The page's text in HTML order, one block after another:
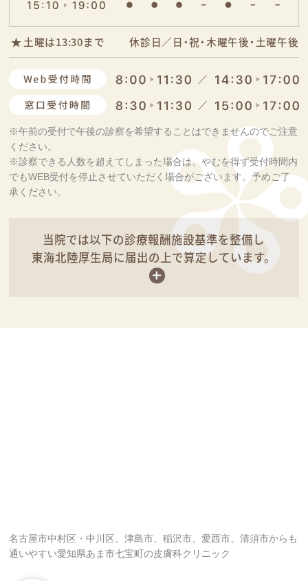
土曜は13:30まで 休診日／日・祝・木曜午後・土曜午後
※午前の受付で午後の診察を希望することはできませんのでご注意
ください。
※診察できる人数を超えてしまった場合は、やむを得ず受付時間内
でもWEB受付を停止させていただく場合がございます。予めご了
承ください。
当院では以下の診療報酬施設基準を整備し
東海北陸厚生局に届出の上で算定しています。
名古屋市中村区・中川区、津島市、稲沢市、愛西市、清須市からも
通いやすい愛知県あま市七宝町の皮膚科クリニック